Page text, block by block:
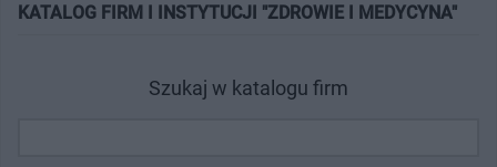
KATALOG FIRM I INSTYTUCJI "ZDROWIE I MEDYCYNA"
Szukaj w katalogu firm